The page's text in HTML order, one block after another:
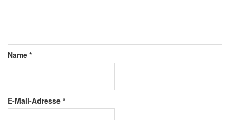
Name *
E-Mail-Adresse *